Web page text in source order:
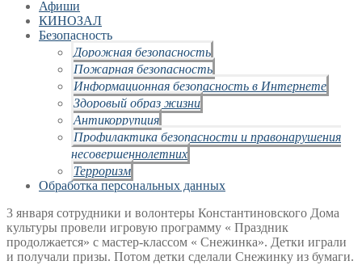
Афиши
КИНОЗАЛ
Безопасность
Дорожная безопасность
Пожарная безопасность
Информационная безопасность в Интернете
Здоровый образ жизни
Антикоррупция
Профилактика безопасности и правонарушения
несовершеннолетних
Терроризм
Обработка персональных данных
3 января сотрудники и волонтеры Константиновского Дома
культуры провели игровую программу « Праздник
продолжается» с мастер-классом « Снежинка». Детки играли
и получали призы. Потом детки сделали Снежинку из бумаги.